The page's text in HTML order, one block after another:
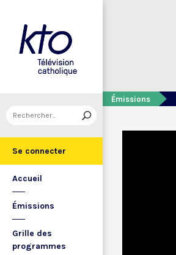
Se connecter
Accueil
Émissions
Grille des
programmes
Émissions